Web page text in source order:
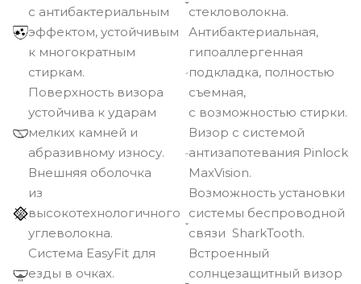
с антибактериальным
эффектом, устойчивым
к многократным
стиркам.
Поверхность визора
устойчива к ударам
мелких камней и
абразивному износу.
Внешняя оболочка
из
высокотехнологичного
углеволокна.
Cистема EasyFit для
езды в очках.
стекловолокна.
Антибактериальная,
гипоаллергенная
подкладка, полностью
съемная,
с возможностью стирки.
Визор с системой
антизапотевания Pinlock
MaxVision.
Возможность установки
системы беспроводной
связи SharkTooth.
Встроенный
солнцезащитный визор